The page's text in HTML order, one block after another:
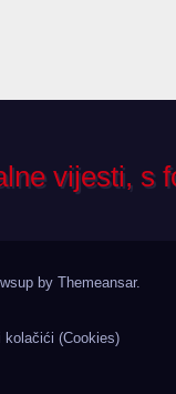
by Themeansar.
kolačići (Cookies)